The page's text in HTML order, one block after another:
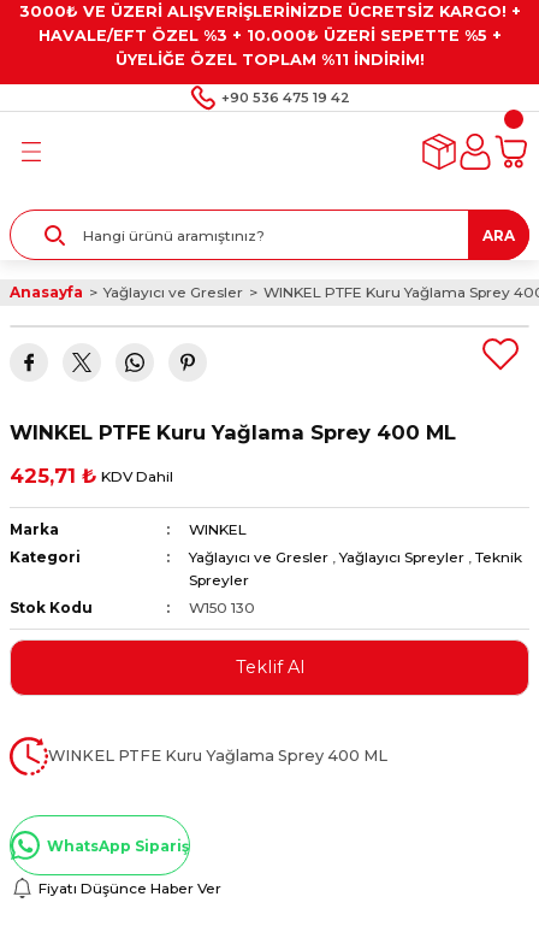
3000₺ VE ÜZERİ ALIŞVERİŞLERİNİZDE ÜCRETSİZ KARGO! +
HAVALE/EFT ÖZEL %3 + 10.000₺ ÜZERİ SEPETTE %5 +
ÜYELİĞE ÖZEL TOPLAM %11 İNDİRİM!
+90 536 475 19 42
Geri Dön
Kaplamalar
Geri Dön
Geri Dön
Gresler
Geri Dön
Alet Setleri
ve Multimetreler
ve Penseler
Geri Dön
Taşları ve
ARA
Anasayfa Yağlayıcı ve Gresler WINKEL PTFE Kuru Yağlama Sprey
WINKEL PTFE Kuru Yağlama Sprey 400 ML
425,71 ₺ KDV Dahil
Marka
WINKEL
Kategori
Yağlayıcı ve Gresler ,Yağlayıcı Spreyler , Teknik
Spreyler
Stok Kodu
W150 130
Teklif Al
WINKEL PTFE Kuru Yağlama Sprey 400 ML
WhatsApp Sipariş
Fiyatı Düşünce Haber Ver